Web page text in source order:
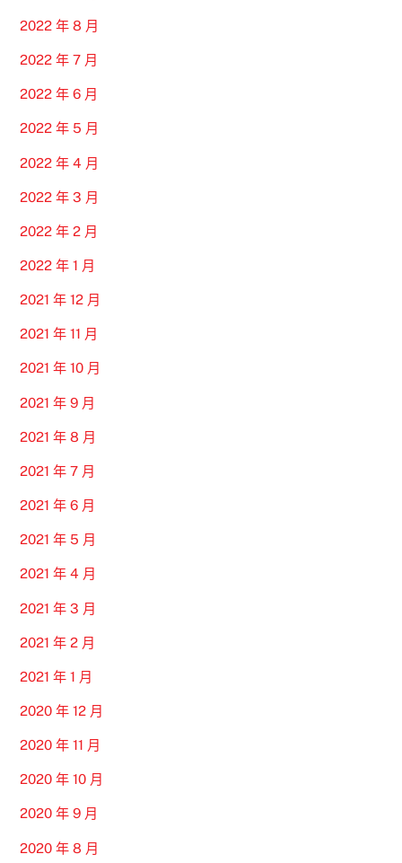
2022 年 8 月
2022 年 7 月
2022 年 6 月
2022 年 5 月
2022 年 4 月
2022 年 3 月
2022 年 2 月
2022 年 1 月
2021 年 12 月
2021 年 11 月
2021 年 10 月
2021 年 9 月
2021 年 8 月
2021 年 7 月
2021 年 6 月
2021 年 5 月
2021 年 4 月
2021 年 3 月
2021 年 2 月
2021 年 1 月
2020 年 12 月
2020 年 11 月
2020 年 10 月
2020 年 9 月
2020 年 8 月